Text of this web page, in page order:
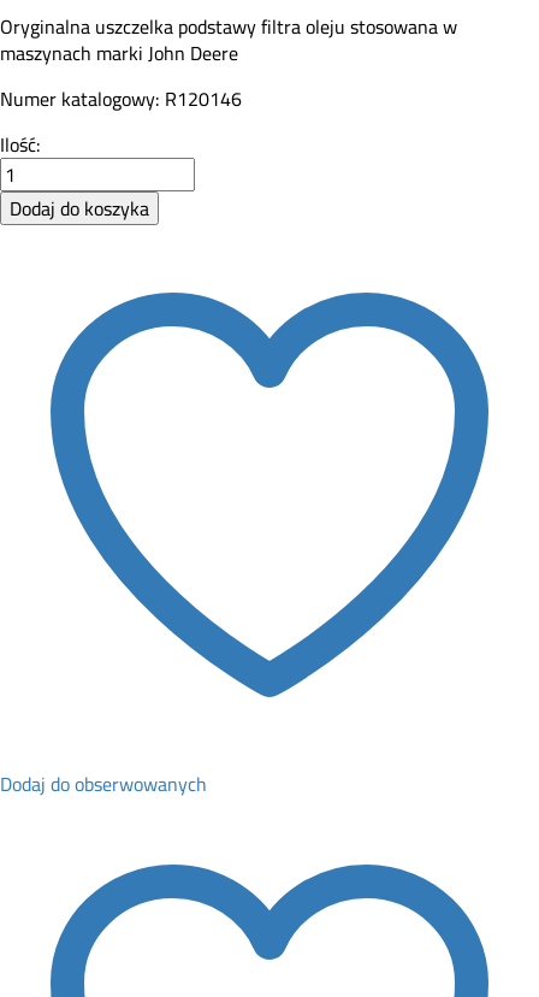
Oryginalna uszczelka podstawy filtra oleju stosowana w
maszynach marki John Deere
Numer katalogowy: R120146
Uszczelka
filtra
oleju
John
Ilość:
Dodaj do koszyka
Dodaj do obserwowanych